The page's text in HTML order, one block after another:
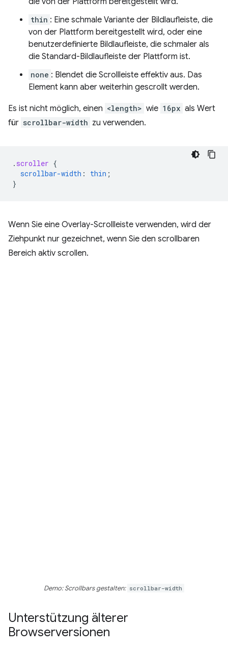
thin : Eine schmale Variante der Bildlaufleiste, die
von der Plattform bereitgestellt wird, oder eine
benutzerdefinierte Bildlaufleiste, die schmaler als
die Standard-Bildlaufleiste der Plattform ist.
none : Blendet die Scrollleiste effektiv aus. Das
Element kann aber weiterhin gescrollt werden.
Es ist nicht möglich, einen <length> wie 16px als Wert
für scrollbar-width zu verwenden.
. scroller {
scrollbar-width : thin ;
}
Wenn Sie eine Overlay-Scrollleiste verwenden, wird der
Ziehpunkt nur gezeichnet, wenn Sie den scrollbaren
Bereich aktiv scrollen.
Demo: Scrollbars gestalten: scrollbar-width
Unterstützung älterer
Browserversionen